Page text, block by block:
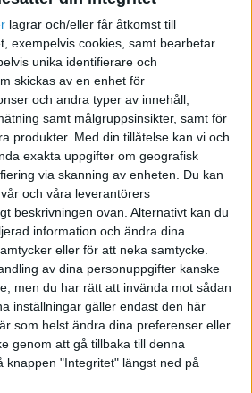
lagrar och/eller får åtkomst till
exempelvis cookies, samt bearbetar
unika identifierare och
skickas av en enhet för
och andra typer av innehåll,
samt målgruppsinsikter, samt för
produkter. Med din tillåtelse kan vi och
exakta uppgifter om geografisk
via skanning av enheten. Du kan
och våra leverantörers
beskrivningen ovan. Alternativt kan du
information och ändra dina
eller för att neka samtycke.
av dina personuppgifter kanske
men du har rätt att invända mot sådan
inställningar gäller endast den här
som helst ändra dina preferenser eller
genom att gå tillbaka till denna
knappen "Integritet" längst ned på
klicka sig igenom flera webbsidor.
en mer strömlinjeformad
sökmotorer kan AI-
svar efter individens
frågor och intresseområden.
webbplatser kan AI
frågans underliggande innebörd,
relevanta och personliga svar.